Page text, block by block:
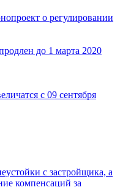
о регулировании
до 1 марта 2020
с 09 сентября
с застройщика, а
компенсаций за